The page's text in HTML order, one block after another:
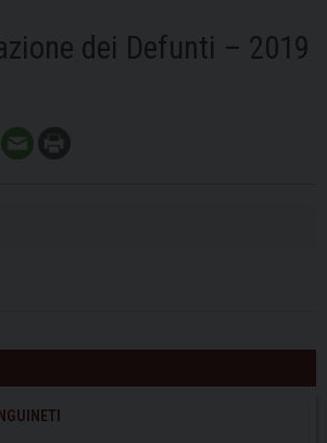
dei Defunti – 2019